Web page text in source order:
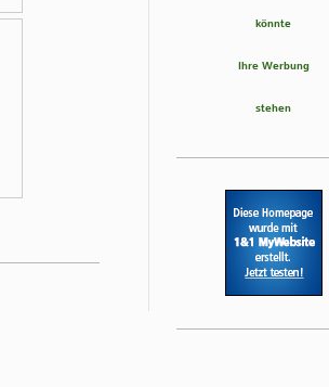
könnte
Ihre Werbung
stehen